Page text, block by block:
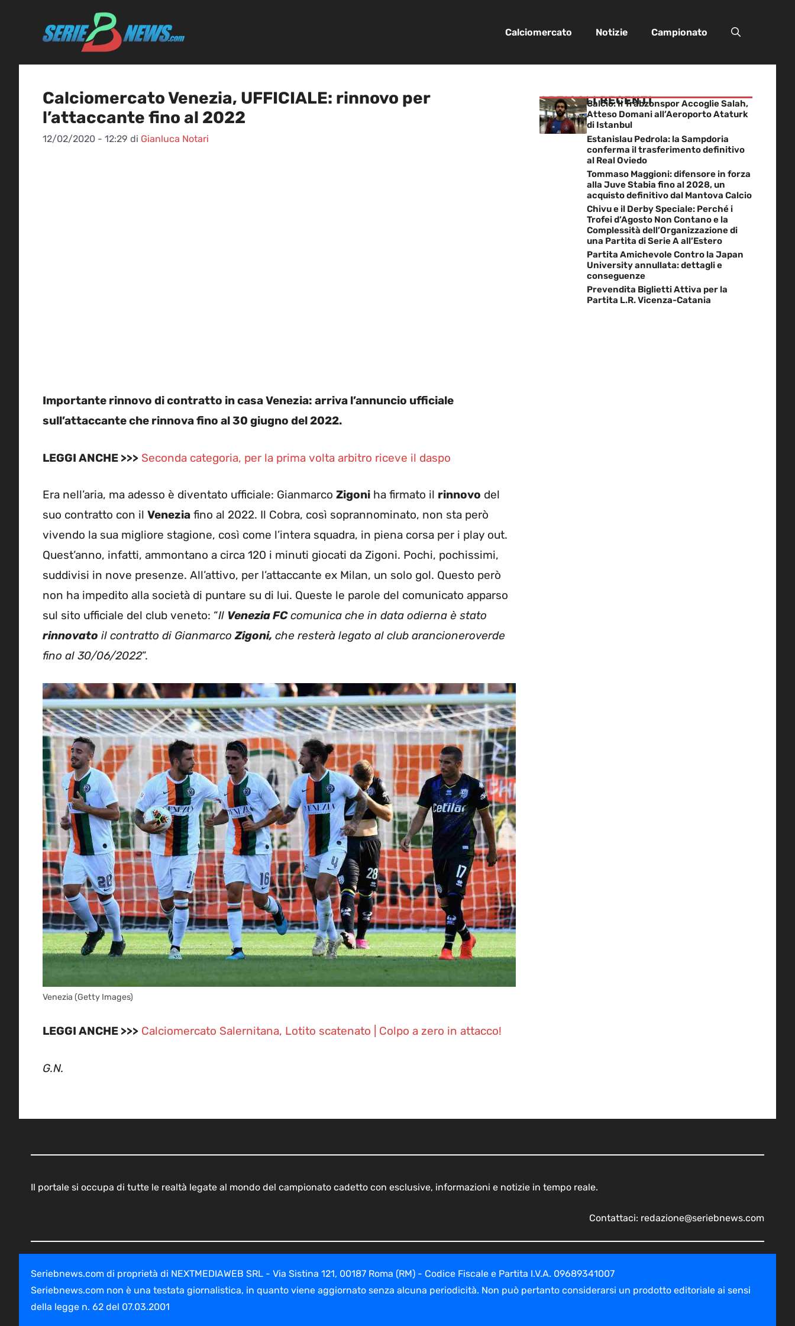
Calciomercato Notizie Campionato
Calciomercato Venezia, UFFICIALE: rinnovo per
l’attaccante fino al 2022
12/02/2020 - 12:29 di Gianluca Notari
Importante rinnovo di contratto in casa Venezia: arriva l’annuncio ufficiale
sull’attaccante che rinnova fino al 30 giugno del 2022.
LEGGI ANCHE >>> Seconda categoria, per la prima volta arbitro riceve il daspo
Era nell’aria, ma adesso è diventato ufficiale: Gianmarco Zigoni ha firmato il rinnovo del
suo contratto con il Venezia fino al 2022. Il Cobra, così soprannominato, non sta però
vivendo la sua migliore stagione, così come l’intera squadra, in piena corsa per i play out.
Quest’anno, infatti, ammontano a circa 120 i minuti giocati da Zigoni. Pochi, pochissimi,
suddivisi in nove presenze. All’attivo, per l’attaccante ex Milan, un solo gol. Questo però
non ha impedito alla società di puntare su di lui. Queste le parole del comunicato apparso
sul sito ufficiale del club veneto: “Il Venezia FCcomunica che in data odierna è stato
rinnovato il contratto di GianmarcoZigoni, che resterà legato al club arancioneroverde
fino al 30/06/2022”.
Venezia (Getty Images)
LEGGI ANCHE >>> Calciomercato Salernitana, Lotito scatenato | Colpo a zero in attacco!
G.N.
ARTICOLI RECENTI
Calcio: Il Trabzonspor Accoglie Salah,
Atteso Domani all’Aeroporto Ataturk
di Istanbul
Estanislau Pedrola: la Sampdoria
conferma il trasferimento definitivo
al Real Oviedo
Tommaso Maggioni: difensore in forza
alla Juve Stabia fino al 2028, un
acquisto definitivo dal Mantova Calcio
Chivu e il Derby Speciale: Perché i
Trofei d’Agosto Non Contano e la
Complessità dell’Organizzazione di
una Partita di Serie A all’Estero
Partita Amichevole Contro la Japan
University annullata: dettagli e
conseguenze
Prevendita Biglietti Attiva per la
Partita L.R. Vicenza-Catania
Il portale si occupa di tutte le realtà legate al mondo del campionato cadetto con esclusive, informazioni e notizie in tempo reale.
Contattaci: redazione@seriebnews.com
Seriebnews.com di proprietà di NEXTMEDIAWEB SRL - Via Sistina 121, 00187 Roma (RM) - Codice Fiscale e Partita I.V.A. 09689341007
Seriebnews.com non è una testata giornalistica, in quanto viene aggiornato senza alcuna periodicità. Non può pertanto considerarsi un prodotto editoriale ai sensi
della legge n. 62 del 07.03.2001